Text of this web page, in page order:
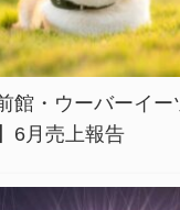
館・ウーバーイー
6月売上報告